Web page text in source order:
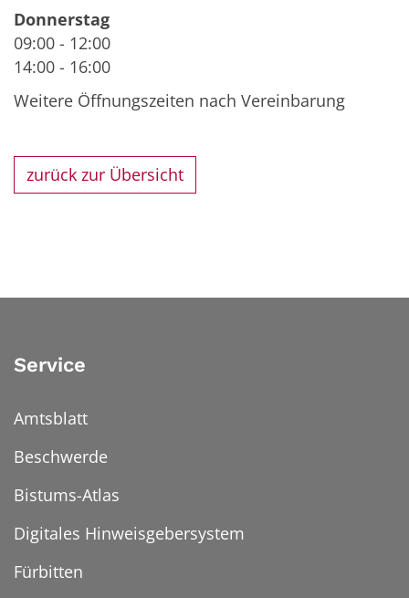
Donnerstag
09:00 - 12:00
14:00 - 16:00
Weitere Öffnungszeiten nach Vereinbarung
zurück zur Übersicht
Service
Amtsblatt
Beschwerde
Bistums-Atlas
Digitales Hinweisgebersystem
Fürbitten